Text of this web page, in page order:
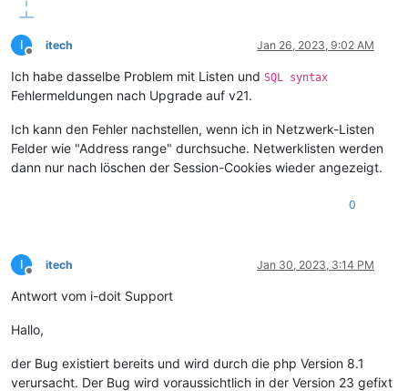
I
Offline
itech Jan 26, 2023, 9:02 AM
Ich habe dasselbe Problem mit Listen und SQL syntax
Fehlermeldungen nach Upgrade auf v21.
Ich kann den Fehler nachstellen, wenn ich in Netzwerk-Listen
Felder wie "Address range" durchsuche. Netwerklisten werden
dann nur nach löschen der Session-Cookies wieder angezeigt.
0
I
Offline
itech Jan 30, 2023, 3:14 PM
Antwort vom i-doit Support
Hallo,
der Bug existiert bereits und wird durch die php Version 8.1
verursacht. Der Bug wird voraussichtlich in der Version 23 gefixt